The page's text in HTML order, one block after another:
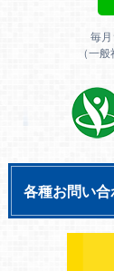
毎
（一
各種お問い合